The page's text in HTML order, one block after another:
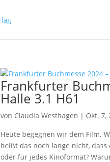
Frankfurter
Halle 3.1 H61
von Claudia Westhagen | Okt. 7,
Heute begegnen wir dem Film.
heißt das noch lange nicht,
oder für jedes Kinoformat?